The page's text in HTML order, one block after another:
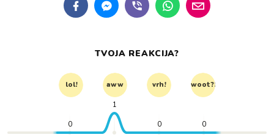
TVOJA REAKCIJA?
lol! aww vrh! woot?!
0
1
0 0